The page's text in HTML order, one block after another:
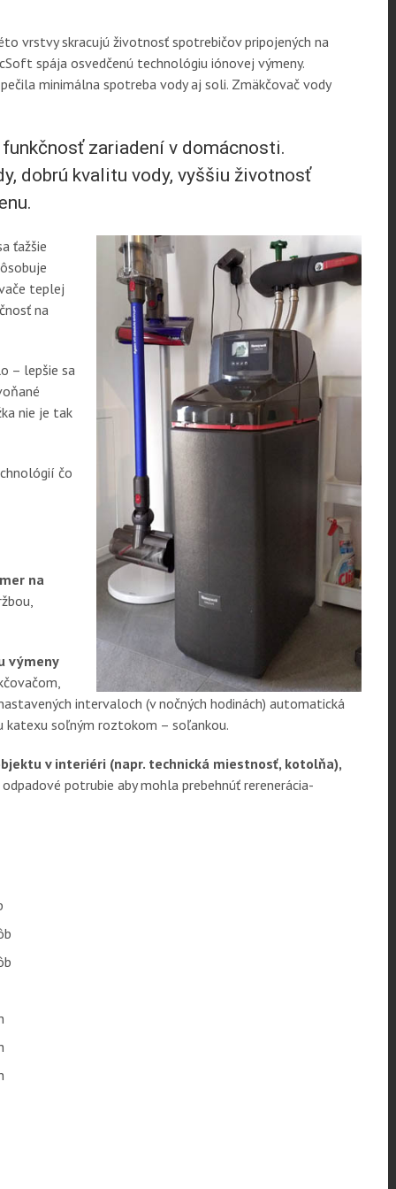
vrstvy skracujú životnosť spotrebičov pripojených na
spája osvedčenú technológiu iónovej výmeny.
minimálna spotreba vody aj soli. Zmäkčovač vody
zariadení v domácnosti.
dobrú kvalitu vody, vyššiu životnosť
ťažšie
teplej
na
– lepšie sa
nie je tak
čo
na
výmeny
intervaloch (v nočných hodinách) automatická
katexu soľným roztokom – soľankou.
v interiéri (napr. technická miestnosť, kotolňa),
potrubie aby mohla prebehnúť rerenerácia-